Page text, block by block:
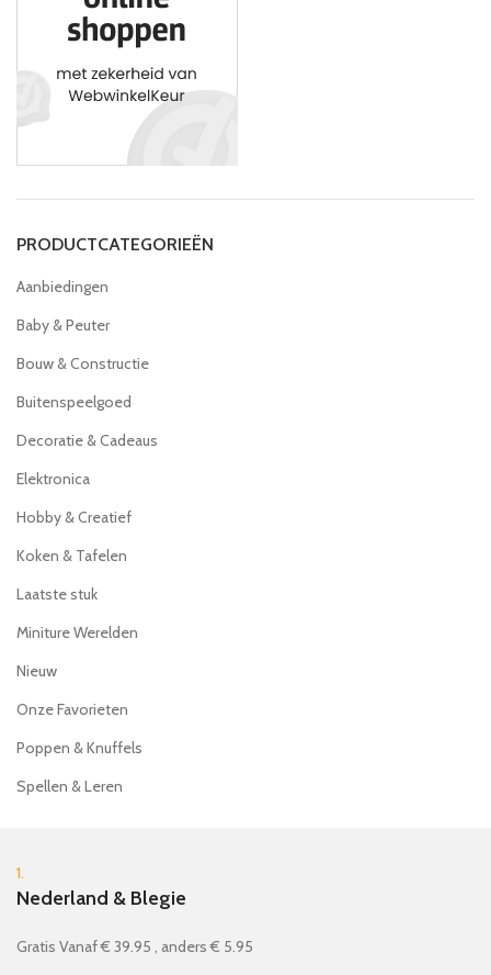
PRODUCTCATEGORIEËN
Aanbiedingen
Baby & Peuter
Bouw & Constructie
Buitenspeelgoed
Decoratie & Cadeaus
Elektronica
Hobby & Creatief
Koken & Tafelen
Laatste stuk
Miniture Werelden
Nieuw
Onze Favorieten
Poppen & Knuffels
Spellen & Leren
1.
Nederland & Blegie
Gratis Vanaf € 39.95 , anders € 5.95